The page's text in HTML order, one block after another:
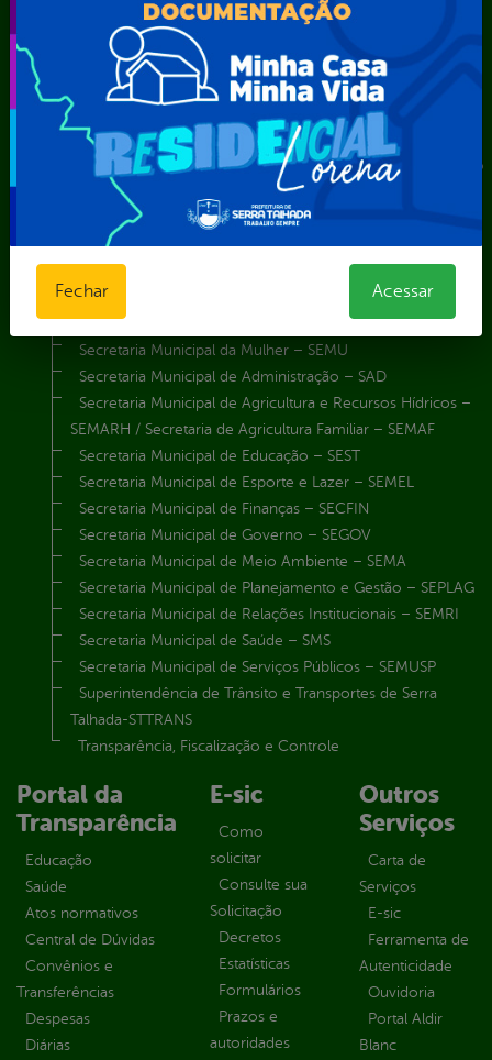
Autarquia Educacional de Serra Talhada – AESET
Comando da Guarda Municipal-CGM
Diretoria da Defesa Civil
FUNDAÇÃO CULTURAL DE SERRA TALHADA
Gabinete do Vice-Prefeito
Instituto de Previdência Própria dos Servidores Públicos do
Município de Serra Talhada-IPPS
Obras e Infraestrutura
Procuradoria Geral do Município
Secretaria de Comunicação Social e Audiovisual
Secretaria de Desenvolvimento Econômico e Turismo
Secretaria de Iluminação Pública e Energia Elétrica
Secretaria Municipal da Mulher – SEMU
Secretaria Municipal de Administração – SAD
Secretaria Municipal de Agricultura e Recursos Hídricos –
SEMARH / Secretaria de Agricultura Familiar – SEMAF
Secretaria Municipal de Educação – SEST
Secretaria Municipal de Esporte e Lazer – SEMEL
Secretaria Municipal de Finanças – SECFIN
Secretaria Municipal de Governo – SEGOV
Secretaria Municipal de Meio Ambiente – SEMA
Secretaria Municipal de Planejamento e Gestão – SEPLAG
Secretaria Municipal de Relações Institucionais – SEMRI
Secretaria Municipal de Saúde – SMS
Secretaria Municipal de Serviços Públicos – SEMUSP
Superintendência de Trânsito e Transportes de Serra
Talhada-STTRANS
Transparência, Fiscalização e Controle
Portal da
Transparência
Educação
Saúde
Atos normativos
Central de Dúvidas
Convênios e
Transferências
Despesas
Diárias
E-sic
Como
solicitar
Consulte sua
Solicitação
Decretos
Estatísticas
Formulários
Prazos e
autoridades
Outros
Serviços
Carta de
Serviços
E-sic
Ferramenta de
Autenticidade
Ouvidoria
Portal Aldir
Blanc
Fechar Acessar